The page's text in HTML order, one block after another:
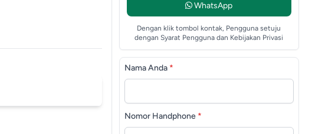
WhatsApp
Dengan klik tombol kontak, Pengguna setuju
dengan Syarat Pengguna dan Kebijakan Privasi
Nama Anda *
Nomor Handphone *